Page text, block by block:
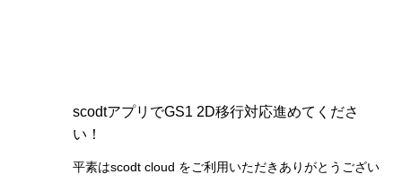
scodtアプリでGS1 2D移行対応進めてくださ
い！
平素はscodt cloud をご利用いただきありがとうござい